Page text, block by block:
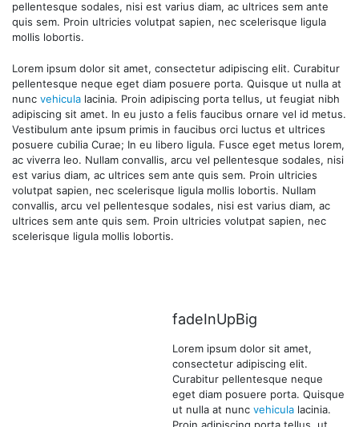
pellentesque sodales, nisi est varius diam, ac ultrices sem ante
quis sem. Proin ultricies volutpat sapien, nec scelerisque ligula
mollis lobortis.
Lorem ipsum dolor sit amet, consectetur adipiscing elit. Curabitur
pellentesque neque eget diam posuere porta. Quisque ut nulla at
nunc vehicula lacinia. Proin adipiscing porta tellus, ut feugiat nibh
adipiscing sit amet. In eu justo a felis faucibus ornare vel id metus.
Vestibulum ante ipsum primis in faucibus orci luctus et ultrices
posuere cubilia Curae; In eu libero ligula. Fusce eget metus lorem,
ac viverra leo. Nullam convallis, arcu vel pellentesque sodales, nisi
est varius diam, ac ultrices sem ante quis sem. Proin ultricies
volutpat sapien, nec scelerisque ligula mollis lobortis. Nullam
convallis, arcu vel pellentesque sodales, nisi est varius diam, ac
ultrices sem ante quis sem. Proin ultricies volutpat sapien, nec
scelerisque ligula mollis lobortis.
fadeInUpBig
Lorem ipsum dolor sit amet,
consectetur adipiscing elit.
Curabitur pellentesque neque
eget diam posuere porta. Quisque
ut nulla at nunc vehicula lacinia.